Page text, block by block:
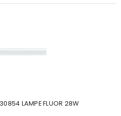
LAMPE FLUOR 28W